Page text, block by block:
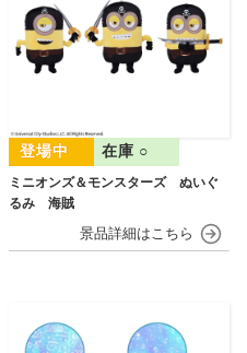
ミニオンズ＆モンスターズ ぬいぐ
るみ 海賊
在庫 ○